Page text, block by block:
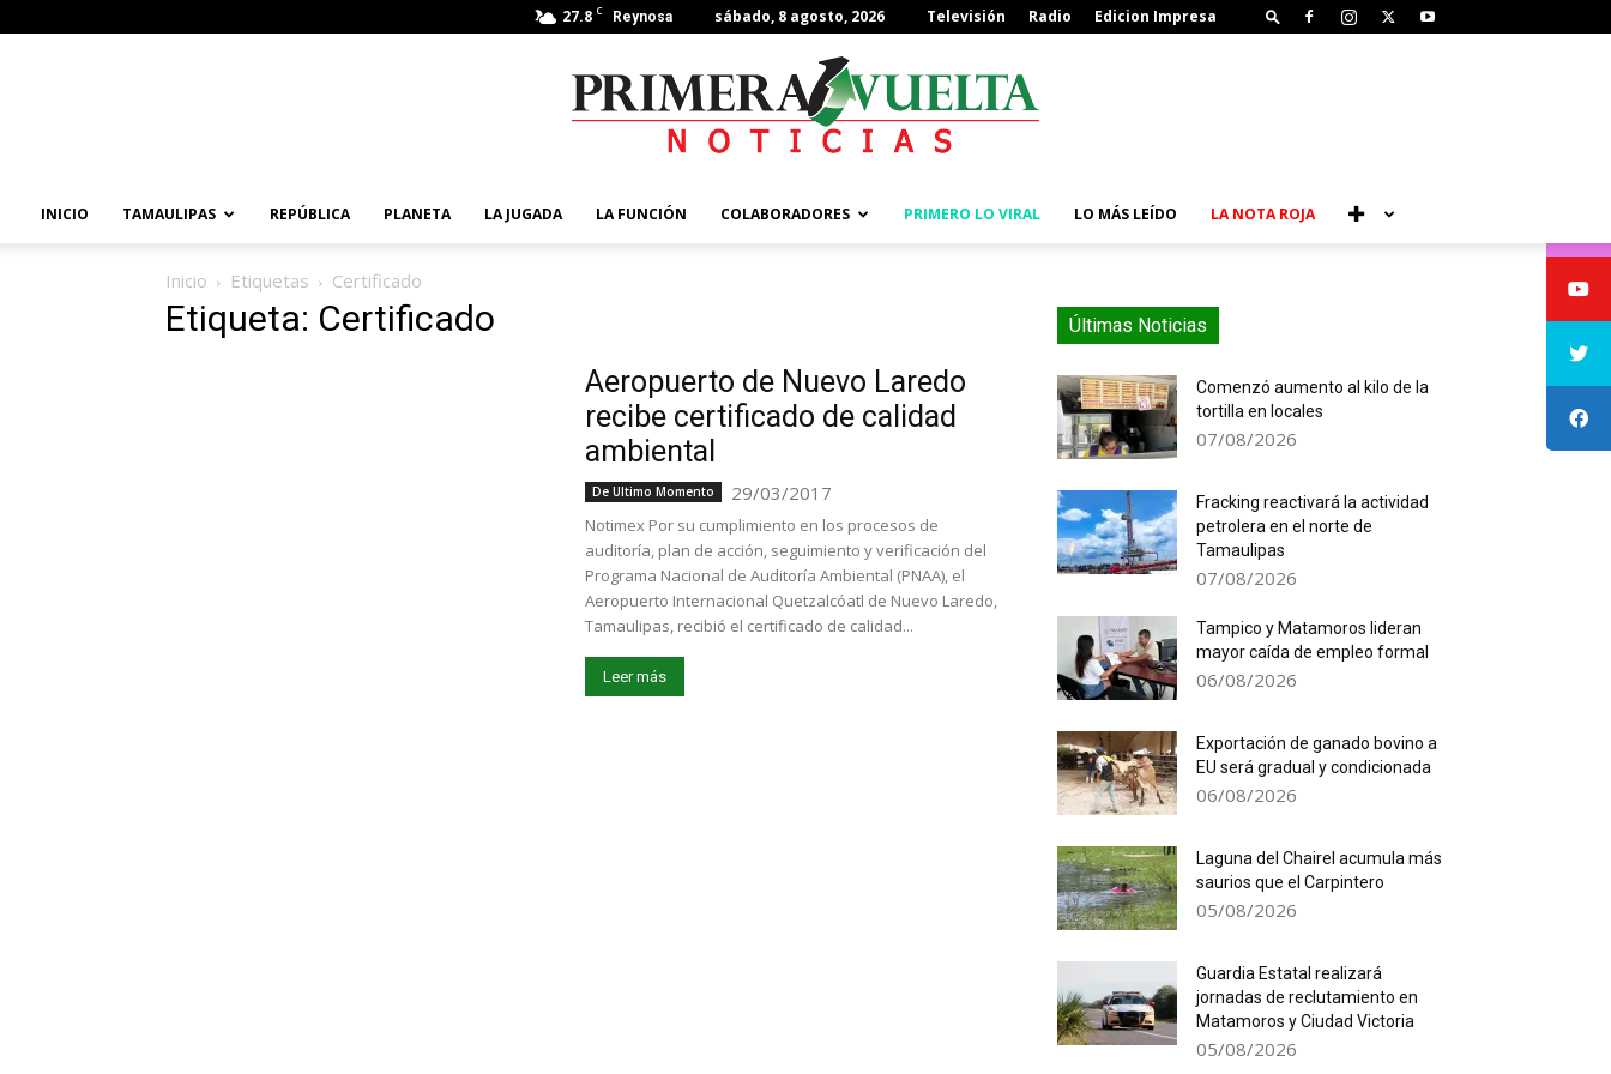
27.8 C Reynosa sábado, 8 agosto, 2026 Televisión Radio Edicion Impresa
INICIO TAMAULIPAS REPÚBLICA PLANETA LA JUGADA LA FUNCIÓN COLABORADORES PRIMERO LO VIRAL LO MÁS LEÍDO LA NOTA ROJA
Inicio Etiquetas Certificado
Etiqueta: Certificado
Aeropuerto de Nuevo Laredo
recibe certificado de calidad
ambiental
De Ultimo Momento 29/03/2017
Notimex Por su cumplimiento en los procesos de
auditoría, plan de acción, seguimiento y verificación del
Programa Nacional de Auditoría Ambiental (PNAA), el
Aeropuerto Internacional Quetzalcóatl de Nuevo Laredo,
Tamaulipas, recibió el certificado de calidad...
Leer más
Últimas Noticias
Comenzó aumento al kilo de la
tortilla en locales
07/08/2026
Fracking reactivará la actividad
petrolera en el norte de
Tamaulipas
07/08/2026
Tampico y Matamoros lideran
mayor caída de empleo formal
06/08/2026
Exportación de ganado bovino a
EU será gradual y condicionada
06/08/2026
Laguna del Chairel acumula más
saurios que el Carpintero
05/08/2026
Guardia Estatal realizará
jornadas de reclutamiento en
Matamoros y Ciudad Victoria
05/08/2026